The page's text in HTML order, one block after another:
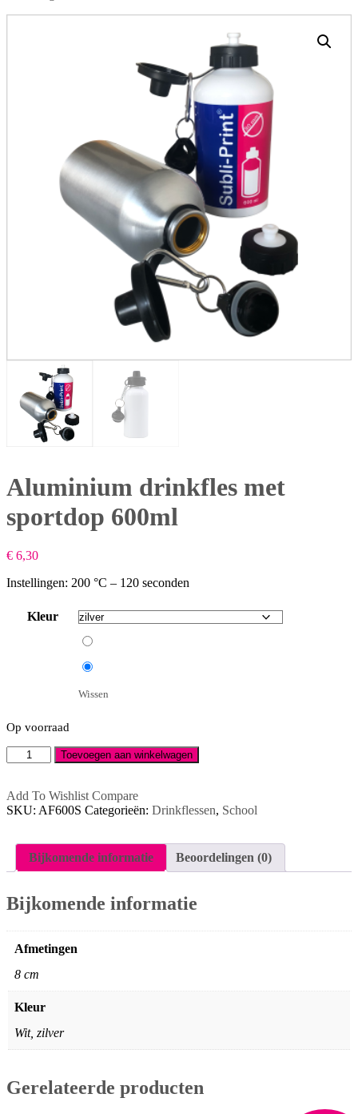
Aluminium drinkfles met
sportdop 600ml
€ 6,30
Instellingen: 200 °C – 120 seconden
Kleur
Wit
zilver
Wissen
Op voorraad
Aluminium
drinkfles
sportdop
600ml
Toevoegen aan winkelwagen
Add To Wishlist Compare
SKU: AF600S Categorieën: Drinkflessen, School
Bijkomende informatie Beoordelingen (0)
Bijkomende informatie
Afmetingen
8 cm
Kleur
Wit, zilver
Gerelateerde producten